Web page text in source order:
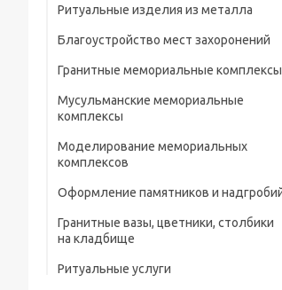
Ритуальные изделия из металла
Металлические ограды на
Металлические кресты на кладбище
Металлические изделия и
кладбище
Металлические цветники на
Благоустройство мест захоронений
Гранитные мемориальные комплексы
Мусульманские мемориальные
комплексы
Моделирование мемориальных
комплексов
Оформление памятников и
Портреты на памятники и надгробия
Гранитные вазы, цветники, столбики
на кладбище
Ритуальные услуги